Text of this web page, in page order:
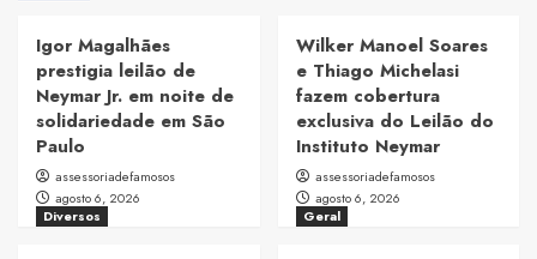
Igor Magalhães
prestigia leilão de
Neymar Jr. em noite de
solidariedade em São
Paulo
assessoriadefamosos
agosto 6, 2026
Wilker Manoel Soares
e Thiago Michelasi
fazem cobertura
exclusiva do Leilão do
Instituto Neymar
assessoriadefamosos
agosto 6, 2026
Diversos
Geral